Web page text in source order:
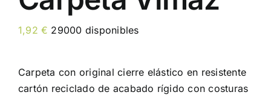
1,92€ 29000 disponibles
Carpeta con original cierre elástico en resistente
cartón reciclado de acabado rígido con costuras